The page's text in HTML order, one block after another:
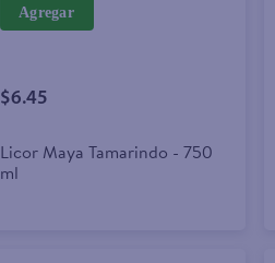
Agregar
$6.45
Licor Maya Tamarindo - 750
ml